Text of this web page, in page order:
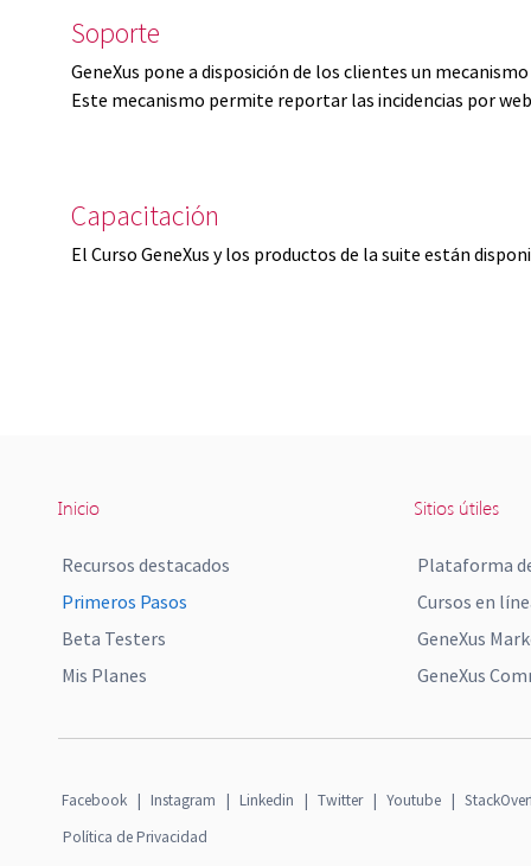
Soporte
GeneXus pone a disposición de los clientes un
Este mecanismo permite reportar las incidencias por
Capacitación
El Curso GeneXus y los productos de la suite están
Inicio
Recursos destacados
Primeros Pasos
Beta Testers
Mis Planes
Sitios útiles
Plataforma
Cursos en
GeneXus
GeneXus
Facebook | Instagram | Linkedin | Twitter | Youtube |
Política de Privacidad